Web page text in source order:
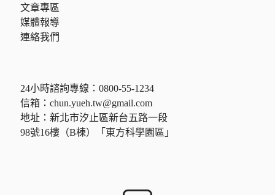
文章專區
媒體報導
連絡我們
24小時諮詢專線： 0800-55-1234
信箱： chun.yueh.tw@gmail.com
地址：新北市汐止區新台五路一段
98號16樓（B棟）「東方科學園區」